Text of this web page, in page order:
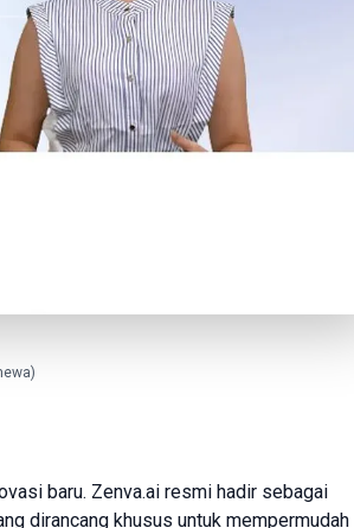
baru. Zenva.ai resmi hadir sebagai
dirancang khusus untuk mempermudah